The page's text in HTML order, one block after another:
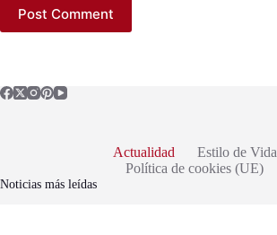
Post Comment
Actualidad
Estilo de Vida
Política de cookies (UE)
Noticias más leídas